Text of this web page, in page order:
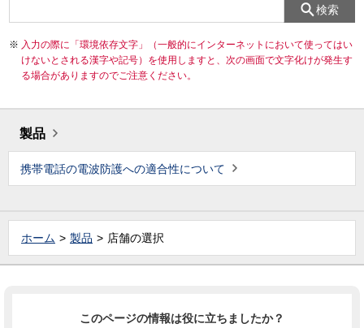
検索
入力の際に「環境依存文字」（一般的にインターネットにおいて使ってはい
けないとされる漢字や記号）を使用しますと、次の画面で文字化けが発生す
る場合がありますのでご注意ください。
製品
携帯電話の電波防護への適合性について
ホーム 製品 店舗の選択
このページの情報は役に立ちましたか？